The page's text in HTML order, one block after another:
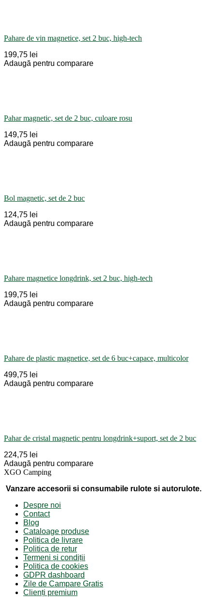
Pahare de vin magnetice, set 2 buc, high-tech
199,75 lei
Adaugă pentru comparare
Pahar magnetic, set de 2 buc, culoare rosu
149,75 lei
Adaugă pentru comparare
Bol magnetic, set de 2 buc
124,75 lei
Adaugă pentru comparare
Pahare magnetice longdrink, set 2 buc, high-tech
199,75 lei
Adaugă pentru comparare
Pahare de plastic magnetice, set de 6 buc+capace, multicolor
499,75 lei
Adaugă pentru comparare
Pahar de cristal magnetic pentru longdrink+suport, set de 2 buc
224,75 lei
Adaugă pentru comparare
XGO Camping
Vanzare accesorii si consumabile rulote si autorulote.
Despre noi
Contact
Blog
Cataloage produse
Politica de livrare
Politica de retur
Termeni și condiții
Politica de cookies
GDPR dashboard
Zile de Campare Gratis
Clienți premium